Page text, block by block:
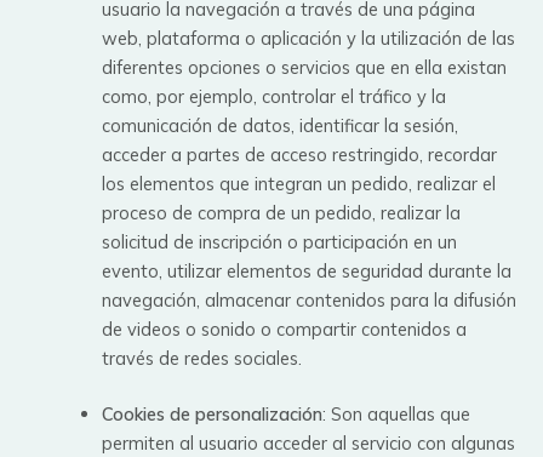
usuario la navegación a través de una página
web, plataforma o aplicación y la utilización de las
diferentes opciones o servicios que en ella existan
como, por ejemplo, controlar el tráfico y la
comunicación de datos, identificar la sesión,
acceder a partes de acceso restringido, recordar
los elementos que integran un pedido, realizar el
proceso de compra de un pedido, realizar la
solicitud de inscripción o participación en un
evento, utilizar elementos de seguridad durante la
navegación, almacenar contenidos para la difusión
de videos o sonido o compartir contenidos a
través de redes sociales.
Cookies de personalización: Son aquellas que
permiten al usuario acceder al servicio con algunas